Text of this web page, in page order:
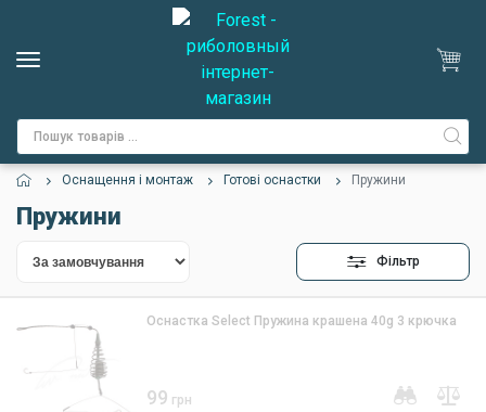
Оснащення і монтаж Готові оснастки Пружини
Пружини
Фільтр
Оснастка Select Пружина крашена 40g 3 крючка
99 грн